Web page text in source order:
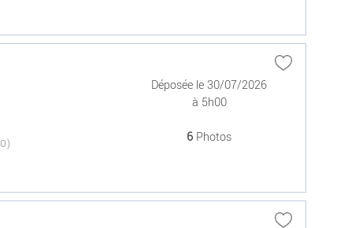
(0)
Déposée le 30/07/2026
à 5h00
6 Photos